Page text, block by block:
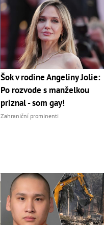
Šok v rodine Angeliny Jolie:
Po rozvode s manželkou
priznal - som gay!
Zahraniční prominenti